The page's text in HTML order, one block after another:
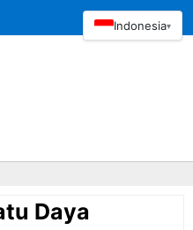
Daya
Indonesia▾